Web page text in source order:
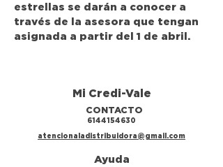
estrellas se darán a conocer a
través de la asesora que tengan
asignada a partir del 1 de abril.
Mi Credi-Vale
CONTACTO
6144154630
atencionaladistribuidora@gmail.com
Ayuda